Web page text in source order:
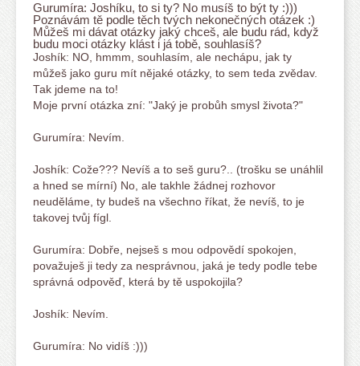
Gurumíra: Joshíku, to si ty? No musíš to být ty :)))
Poznávám tě podle těch tvých nekonečných otázek :)
Můžeš mi dávat otázky jaký chceš, ale budu rád, když
budu moci otázky klást i já tobě, souhlasíš?
Joshík: NO, hmmm, souhlasím, ale nechápu, jak ty
můžeš jako guru mít nějaké otázky, to sem teda zvědav.
Tak jdeme na to!
Moje první otázka zní: "Jaký je probůh smysl života?"
Gurumíra: Nevím.
Joshík: Cože??? Nevíš a to seš guru?.. (trošku se unáhlil
a hned se mírní) No, ale takhle žádnej rozhovor
neuděláme, ty budeš na všechno říkat, že nevíš, to je
takovej tvůj fígl.
Gurumíra: Dobře, nejseš s mou odpovědí spokojen,
považuješ ji tedy za nesprávnou, jaká je tedy podle tebe
správná odpověď, která by tě uspokojila?
Joshík: Nevím.
Gurumíra: No vidíš :)))